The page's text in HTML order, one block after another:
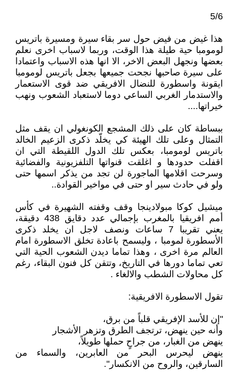
5/6
هذا غيض من فيض حول سر بقاء سيرة ومسيرة باتريس
لومومبا حية طيلة هذا الوقت، وربما لاسباب اخرى نعلم
بعضها ونجهل البعض الاخر، الا انها هذه الاسباب واعتمادا
على سيرة صاحبها نجحت جميعها بجعل باتريس لومومبا
ايقونة واسطورة للنضال الافريقي ضد قوى الاستعمار
والاستدمار الغربي الساعي دوما لاستعباد الشعوب ونهب
خيراتها....
ببساطة كان على ذلك المشجع الكونغولي ان يقف مثل
التمثال وعلى تلك الهيئة كي يخلّد ذكرى الزعيم الخالد
باتريس لومومبا، بعكس تلك الدول اللقيطة التي ان
اقفلت حدودها و اغلقت قنواتها التلفزيونية والفضائية
وسرحت اقلامها الماجورة لن تجد من يذكر اسمها حتى
ولو في حادث سير او حتى في مواخير القوادة..
ميشيل كوكا مبولادينجا وقف وقفته الشهيرة في كأس
أمم افريقيا بالمغرب بإجمالي عدد دقايق 438 دقيقة،
يعني تقريبا 7 ساعات ونصف لاجل ان يخلد ذكرى
الأسطورة لمومبا ، وليسمح باعادة تخلق الاسطورة امام
العالم مرة اخرى ، وهذا تماما ديدن الشعوب الحية التي
تعي تماما دورها في التاريخ، وتتقن كل فنون البقاء، رغم
كل محاولات الشطب والالغاء .
تقول الاسطورة الافريقية:
"إن للأسد الإفريقي قلباً من برق،
وأنه حين ينهض، ترتجف الطرق وتزهر الأشجار
ينهض من الغبار، من جراحٍ حملها طويلاً،
ينهض ليحرس البحر من العابرين، والسماء من
السارقين، والروح من الانكسار".